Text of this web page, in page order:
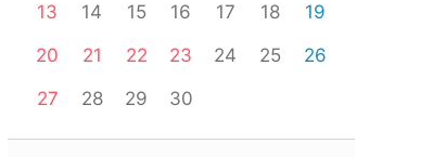
13
14 15 16 17 18
19
20
21 22 23 24 25
26
27
28 29 30